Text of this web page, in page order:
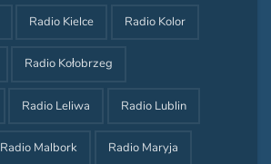
Radio Kielce Radio Kolor
Radio Kołobrzeg
Radio Leliwa Radio Lublin
Radio Malbork Radio Maryja